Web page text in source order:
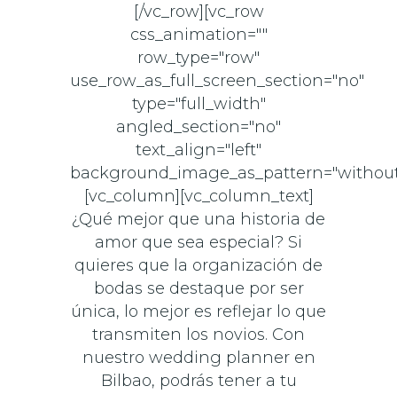
[/vc_row][vc_row
css_animation=""
row_type="row"
use_row_as_full_screen_section="no"
type="full_width"
angled_section="no"
text_align="left"
[vc_column][vc_column_text]
¿Qué mejor que una historia de
amor que sea especial? Si
quieres que la organización de
bodas se destaque por ser
única, lo mejor es reflejar lo que
transmiten los novios. Con
nuestro wedding planner en
Bilbao, podrás tener a tu